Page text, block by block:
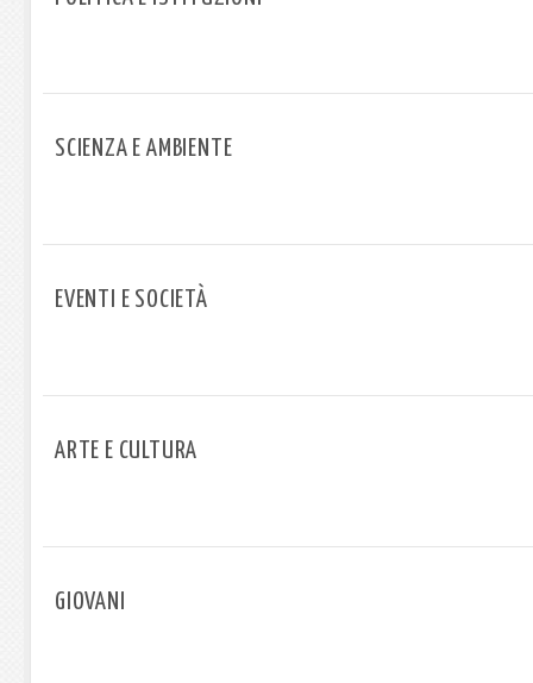
SCIENZA E AMBIENTE
EVENTI E SOCIETÀ
ARTE E CULTURA
GIOVANI